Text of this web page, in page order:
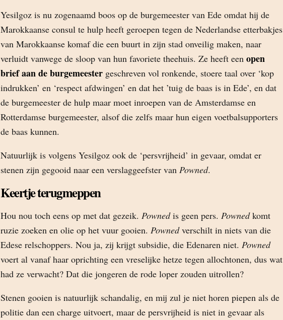
Yesilgoz is nu zogenaamd boos op de burgemeester van Ede omdat hij de
Marokkaanse consul te hulp heeft geroepen tegen de Nederlandse etterbakjes
van Marokkaanse komaf die een buurt in zijn stad onveilig maken, naar
verluidt vanwege de sloop van hun favoriete theehuis. Ze heeft een open
brief aan de burgemeester geschreven vol ronkende, stoere taal over ‘kop
indrukken’ en ‘respect afdwingen’ en dat het ’tuig de baas is in Ede’, en dat
de burgemeester de hulp maar moet inroepen van de Amsterdamse en
Rotterdamse burgemeester, alsof die zelfs maar hun eigen voetbalsupporters
de baas kunnen.
Natuurlijk is volgens Yesilgoz ook de ‘persvrijheid’ in gevaar, omdat er
stenen zijn gegooid naar een verslaggeefster van Powned.
Keertje terugmeppen
Hou nou toch eens op met dat gezeik. Pownedis geen pers. Pownedkomt
ruzie zoeken en olie op het vuur gooien. Pownedverschilt in niets van die
Edese relschoppers. Nou ja, zij krijgt subsidie, die Edenaren niet. Powned
voert al vanaf haar oprichting een vreselijke hetze tegen allochtonen, dus wat
had ze verwacht? Dat die jongeren de rode loper zouden uitrollen?
Stenen gooien is natuurlijk schandalig, en mij zul je niet horen piepen als de
politie dan een charge uitvoert, maar de persvrijheid is niet in gevaar als